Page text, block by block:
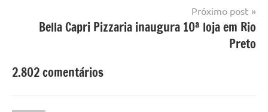
Próximo post
Bella Capri Pizzaria inaugura 10ª loja em Rio
Preto
2.802 comentários